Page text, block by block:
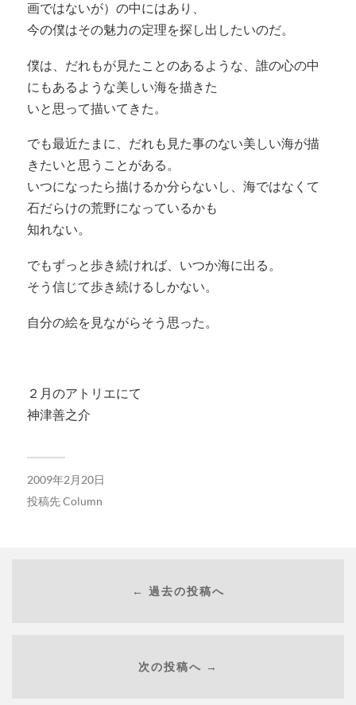
画ではないが）の中にはあり、
今の僕はその魅力の定理を探し出したいのだ。
僕は、だれもが見たことのあるような、誰の心の中
にもあるような美しい海を描きた
いと思って描いてきた。
でも最近たまに、だれも見た事のない美しい海が描
きたいと思うことがある。
いつになったら描けるか分らないし、海ではなくて
石だらけの荒野になっているかも
知れない。
でもずっと歩き続ければ、いつか海に出る。
そう信じて歩き続けるしかない。
自分の絵を見ながらそう思った。
２月のアトリエにて
神津善之介
2009年2月20日
投稿先Column
← 過去の投稿へ
次の投稿へ →